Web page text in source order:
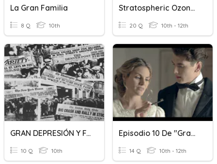
La Gran Familia
8 Q 10th
Stratospheric Ozone Depletion
20 Q 10th - 12th
GRAN DEPRESIÓN Y FASCISMO
10 Q 10th
Episodio 10 De "Gran Hotel"
14 Q 10th - 12th